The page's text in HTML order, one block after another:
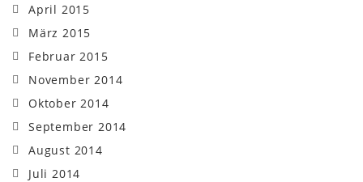
April 2015
März 2015
Februar 2015
November 2014
Oktober 2014
September 2014
August 2014
Juli 2014